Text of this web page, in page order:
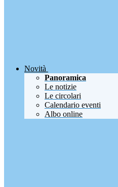
Novità
Panoramica
Le notizie
Le circolari
Calendario eventi
Albo online